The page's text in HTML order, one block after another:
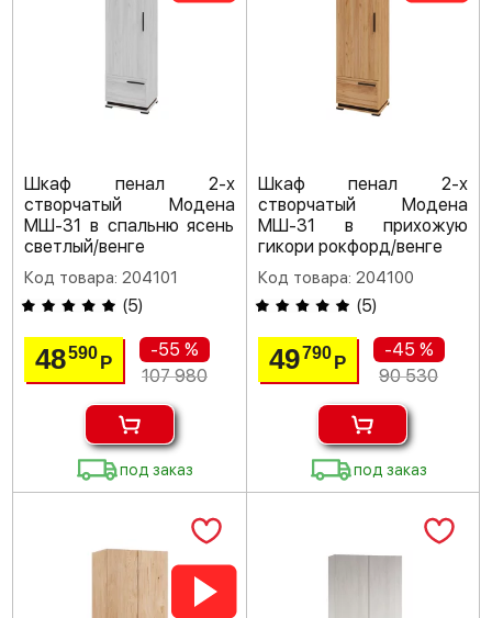
Шкаф пенал 2-х
створчатый Модена
МШ-31 в спальню ясень
светлый/венге
Код товара: 204101
(5)
48590Р
-55 %
107 980
под заказ
Шкаф пенал 2-х
створчатый Модена
МШ-31 в прихожую
гикори рокфорд/венге
Код товара: 204100
(5)
49790 Р
-45 %
90 530
под заказ